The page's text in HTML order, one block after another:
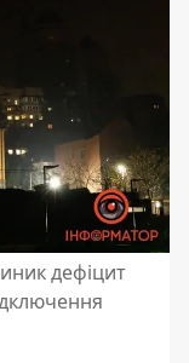
дефіцит